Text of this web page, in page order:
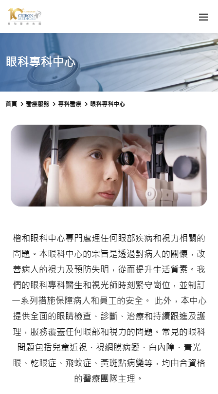
眼科專科中心
首頁 醫療服務 專科醫療 眼科專科中心
楷和眼科中心專門處理任何眼部疾病和視力相關的
問題。本眼科中心的宗旨是透過對病人的關懷，改
善病人的視力及預防失明，從而提升生活質素。我
們的眼科專科醫生和視光師時刻緊守崗位，並制訂
一系列措施保障病人和員工的安全。 此外，本中心
提供全面的眼睛檢查、診斷、治療和持續跟進及護
理，服務覆蓋任何眼部和視力的問題。常見的眼科
問題包括兒童近視、視網膜病變、白內障、青光
眼、乾眼症、飛蚊症、黃斑點病變等，均由合資格
的醫療團隊主理。